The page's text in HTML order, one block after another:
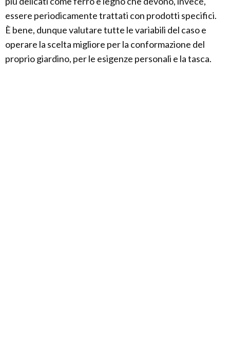
essere periodicamente trattati con prodotti specifici.
È bene, dunque valutare tutte le variabili del caso e
operare la scelta migliore per la conformazione del
proprio giardino, per le esigenze personali e la tasca.